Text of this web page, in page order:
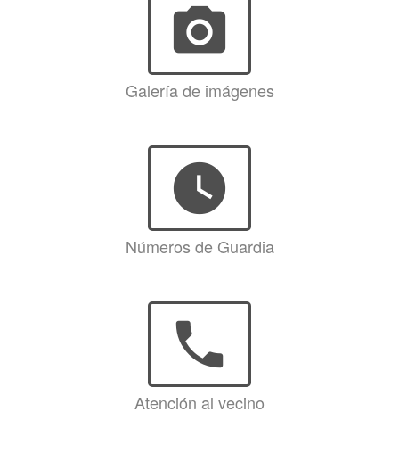
photo_camera
Galería de imágenes
watch_later
Números de Guardia
phone
Atención al vecino